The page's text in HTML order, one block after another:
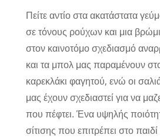
Πείτε αντίο στα ακατάστατα
σε τόνους ρούχων και μια
στον καινοτόμο σχεδιασμό
και τα μπολ μας παραμένουν
καρεκλάκι φαγητού, ενώ οι
μας έχουν σχεδιαστεί για να
που πέφτει. Ένα υψηλής
σίτισης που επιτρέπει στο